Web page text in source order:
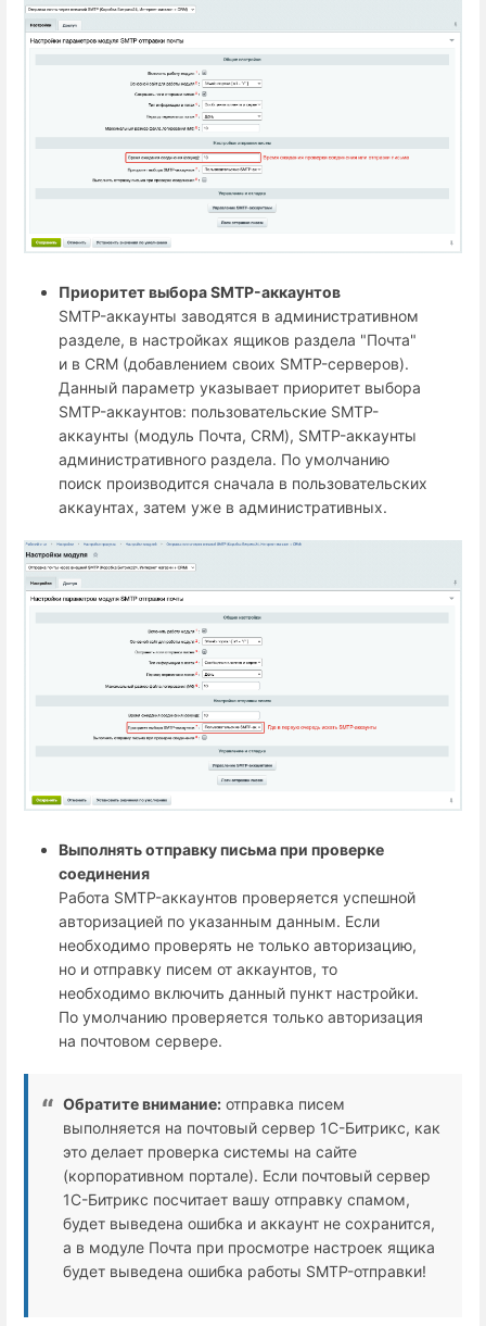
Приоритет выбора SMTP-аккаунтов
SMTP-аккаунты заводятся в административном
разделе, в настройках ящиков раздела "Почта"
и в CRM (добавлением своих SMTP-серверов).
Данный параметр указывает приоритет выбора
SMTP-аккаунтов: пользовательские SMTP-
аккаунты (модуль Почта, CRM), SMTP-аккаунты
административного раздела. По умолчанию
поиск производится сначала в пользовательских
аккаунтах, затем уже в административных.
Выполнять отправку письма при проверке
соединения
Работа SMTP-аккаунтов проверяется успешной
авторизацией по указанным данным. Если
необходимо проверять не только авторизацию,
но и отправку писем от аккаунтов, то
необходимо включить данный пункт настройки.
По умолчанию проверяется только авторизация
на почтовом сервере.
Обратите внимание: отправка писем
выполняется на почтовый сервер 1С-Битрикс, как
это делает проверка системы на сайте
(корпоративном портале). Если почтовый сервер
1С-Битрикс посчитает вашу отправку спамом,
будет выведена ошибка и аккаунт не сохранится,
а в модуле Почта при просмотре настроек ящика
будет выведена ошибка работы SMTP-отправки!